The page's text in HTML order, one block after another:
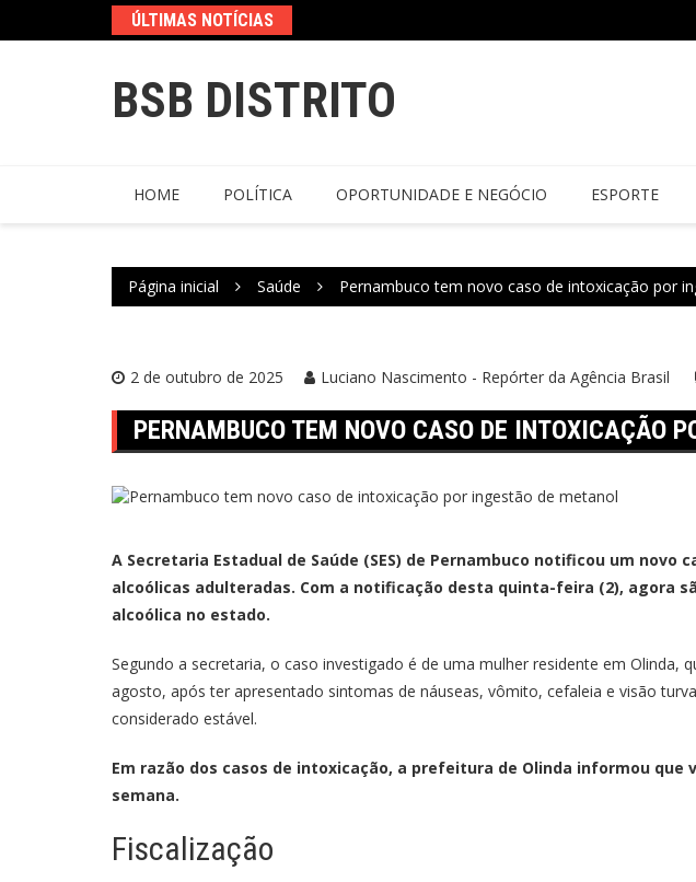
ÚLTIMAS NOTÍCIAS
BSB DISTRITO
HOME POLÍTICA OPORTUNIDADE E NEGÓCIO ESPORTE
Página inicial Saúde Pernambuco tem novo caso de intoxicação por
2 de outubro de 2025 Luciano Nascimento - Repórter da Agência Brasil
PERNAMBUCO TEM NOVO CASO DE INTOXICAÇÃO
A Secretaria Estadual de Saúde (SES) de Pernambuco notificou um
alcoólicas adulteradas. Com a notificação desta quinta-feira (2), agora
alcoólica no estado.
Segundo a secretaria, o caso investigado é de uma mulher residente em
agosto, após ter apresentado sintomas de náuseas, vômito, cefaleia e visão
considerado estável.
Em razão dos casos de intoxicação, a prefeitura de Olinda informou
semana.
Fiscalização